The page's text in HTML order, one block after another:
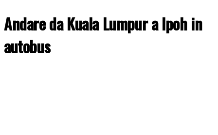
Andare da Kuala Lumpur a Ipoh in
autobus